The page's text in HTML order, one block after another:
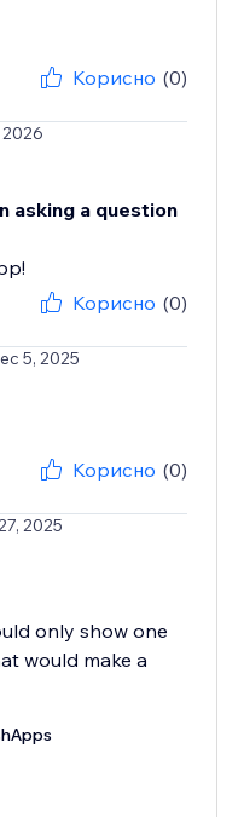
Корисно (0)
asking a question
Корисно (0)
5, 2025
Корисно (0)
2025
only show one
would make a